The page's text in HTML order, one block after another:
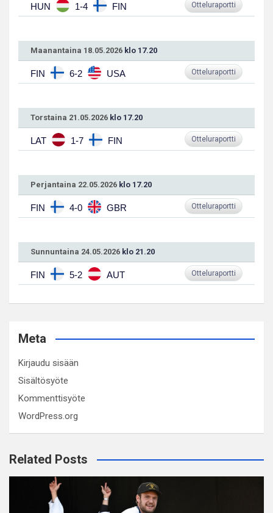
HUN 1-4 FIN Otteluraportti
Maanantaina 18.05.2026 klo 17.20
FIN 6-2 USA Otteluraportti
Torstaina 21.05.2026 klo 17.20
LAT 1-7 FIN Otteluraportti
Perjantaina 22.05.2026 klo 17.20
FIN 4-0 GBR Otteluraportti
Sunnuntaina 24.05.2026 klo 21.20
FIN 5-2 AUT Otteluraportti
Meta
Kirjaudu sisään
Sisältösyöte
Kommenttisyöte
WordPress.org
Related Posts